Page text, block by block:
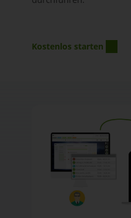
Kostenlos starten